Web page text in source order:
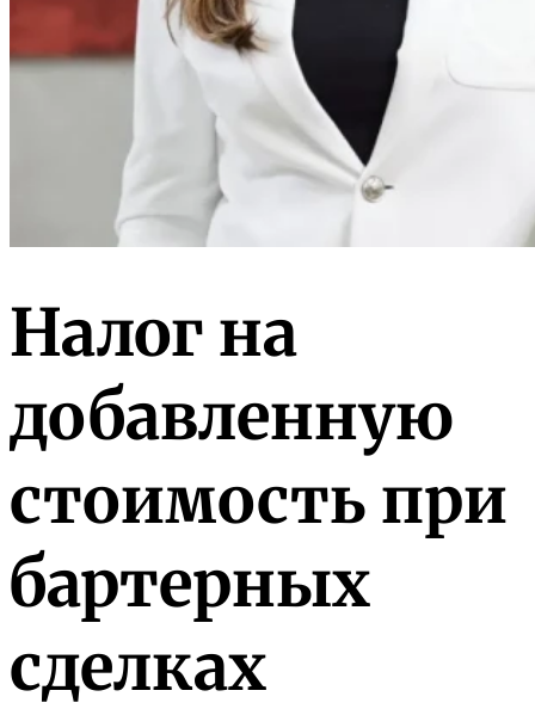
Налог на
добавленную
стоимость при
бартерных
сделках